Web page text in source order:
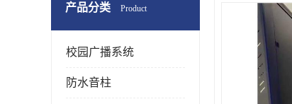
产品分类 Product
校园广播系统
防水音柱